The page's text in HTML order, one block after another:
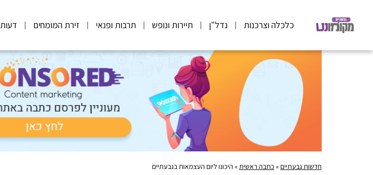
כלכלה וצרכנות נדל"ן תיירות ונופש תרבות ופנאי זירת המומחים דעות
חדשות גבעתיים» כתבה ראשית » היכונו ליום העצמאות בגבעתיים